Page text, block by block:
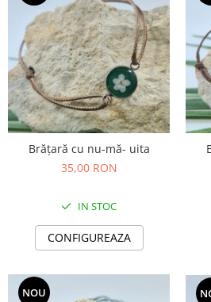
Brățară cu nu-mă- uita
35,00 RON
IN STOC
CONFIGUREAZA
NOU